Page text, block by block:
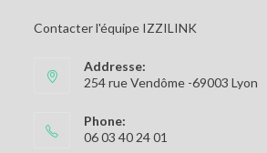
Contacter l'équipe IZZILINK
Addresse:
254 rue Vendôme -69003 Lyon
Phone:
06 03 40 24 01